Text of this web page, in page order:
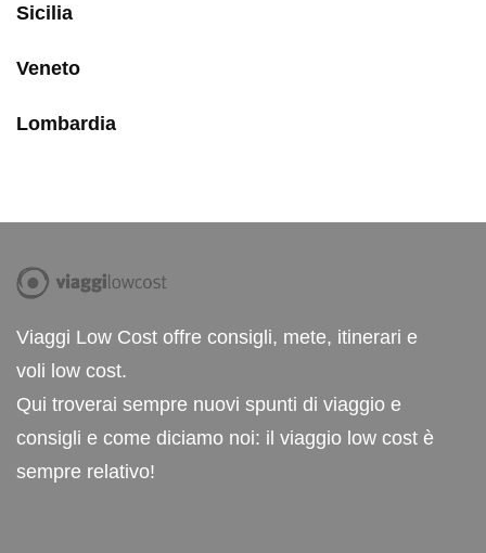
Sicilia
Veneto
Lombardia
Viaggi Low Cost offre consigli, mete, itinerari e
voli low cost.
Qui troverai sempre nuovi spunti di viaggio e
consigli e come diciamo noi: il viaggio low cost è
sempre relativo!